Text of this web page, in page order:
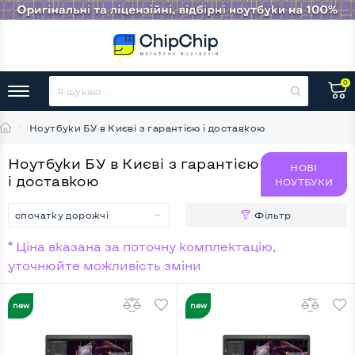
0
Ноутбуки БУ в Києві з гарантією і доставкою
Ноутбуки БУ в Києві з гарантією
і доставкою
НОВІ
НОУТБУКИ
спочатку дорожчі Фільтр
* Ціна вказана за поточну комплектацію,
уточнюйте можливість зміни